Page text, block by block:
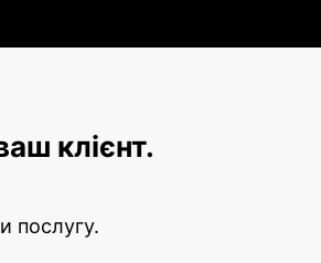
клієнт.
послугу.